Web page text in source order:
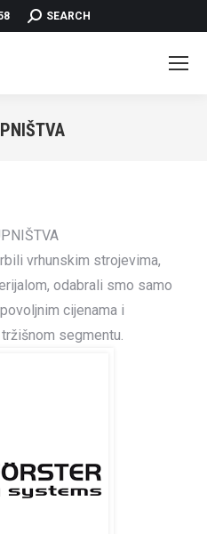
SEARCH:
SEARCH
vrhunskim strojevima,
odabrali smo samo
cijenama i
segmentu.